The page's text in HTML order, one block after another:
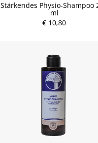
Stärkendes Physio-Shampoo
ml
€ 10,80